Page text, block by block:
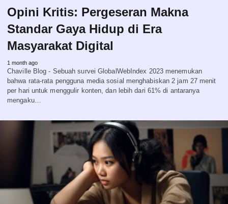
Opini Kritis: Pergeseran Makna
Standar Gaya Hidup di Era
Masyarakat Digital
1 month ago
Chaville Blog - Sebuah survei GlobalWebIndex 2023 menemukan
bahwa rata-rata pengguna media sosial menghabiskan 2 jam 27 menit
per hari untuk menggulir konten, dan lebih dari 61% di antaranya
mengaku…